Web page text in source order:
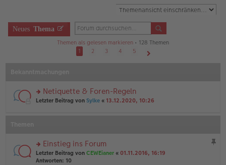
Neues Thema
Themen als gelesen markieren • 128 Themen
1
2 3 4
5
rs
el
es
e
Netiquette & Foren-Regeln
Letzter Beitrag von Sylke « 13.12.2020, 10:26
rs
te
Einstieg ins Forum
Letzter Beitrag von CEWEianer « 01.11.2016, 16:19
Antworten: 10